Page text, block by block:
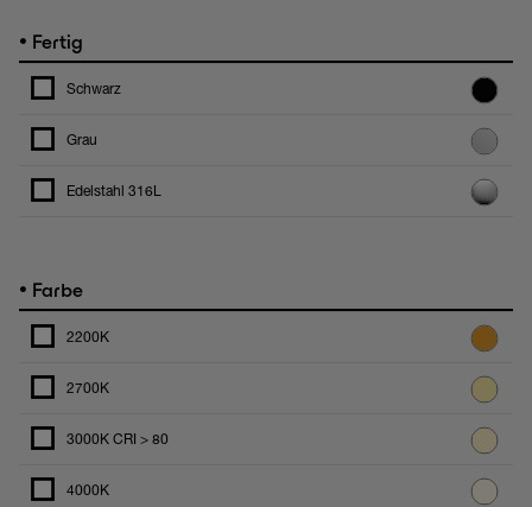
• Fertig
Schwarz
Grau
Edelstahl 316L
• Farbe
2200K
2700K
3000K CRI > 80
4000K